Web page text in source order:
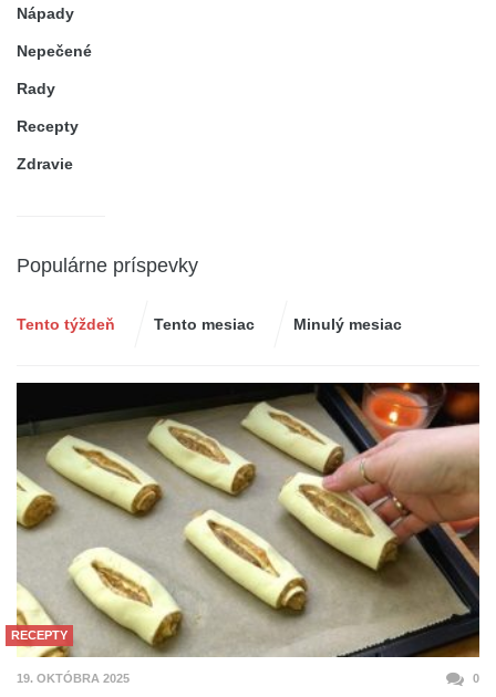
Nápady
Nepečené
Rady
Recepty
Zdravie
Populárne príspevky
Tento týždeň Tento mesiac Minulý mesiac
RECEPTY
19. OKTÓBRA 2025 0